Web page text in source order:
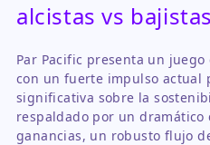
alcistas vs bajistas
Par Pacific presenta un
con un fuerte impulso actual
significativa sobre la
respaldado por un dramático
ganancias, un robusto flujo